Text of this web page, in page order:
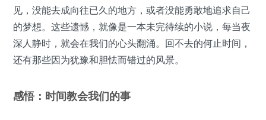
见，没能去成向往已久的地方，或者没能勇敢地追求自己
的梦想。这些遗憾，就像是一本未完待续的小说，每当夜
深人静时，就会在我们的心头翻涌。回不去的何止时间，
还有那些因为犹豫和胆怯而错过的风景。
感悟：时间教会我们的事